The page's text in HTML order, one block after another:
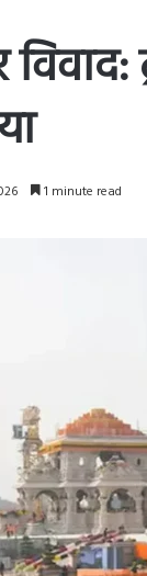
1 minute read